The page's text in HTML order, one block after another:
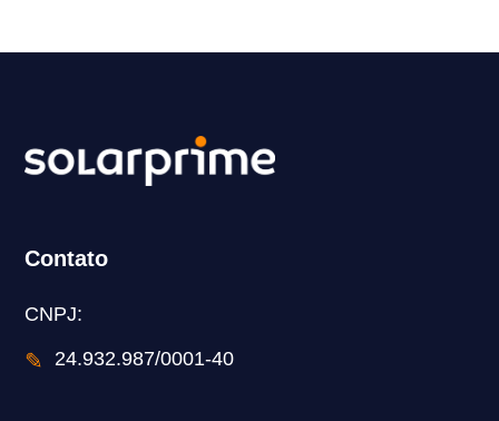
Contato
CNPJ:
✎
24.932.987/0001-40